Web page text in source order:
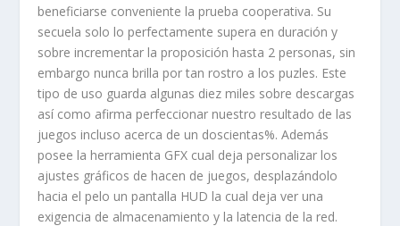
beneficiarse conveniente la prueba cooperativa. Su
secuela solo lo perfectamente supera en duración y
sobre incrementar la proposición hasta 2 personas, sin
embargo nunca brilla por tan rostro a los puzles. Este
tipo de uso guarda algunas diez miles sobre descargas
así­ como afirma perfeccionar nuestro resultado de las
juegos incluso acerca de un doscientas%. Además
posee la herramienta GFX cual deja personalizar los
ajustes gráficos de hacen de juegos, desplazándolo
hacia el pelo un pantalla HUD la cual deja ver una
exigencia de almacenamiento y la latencia de la red.